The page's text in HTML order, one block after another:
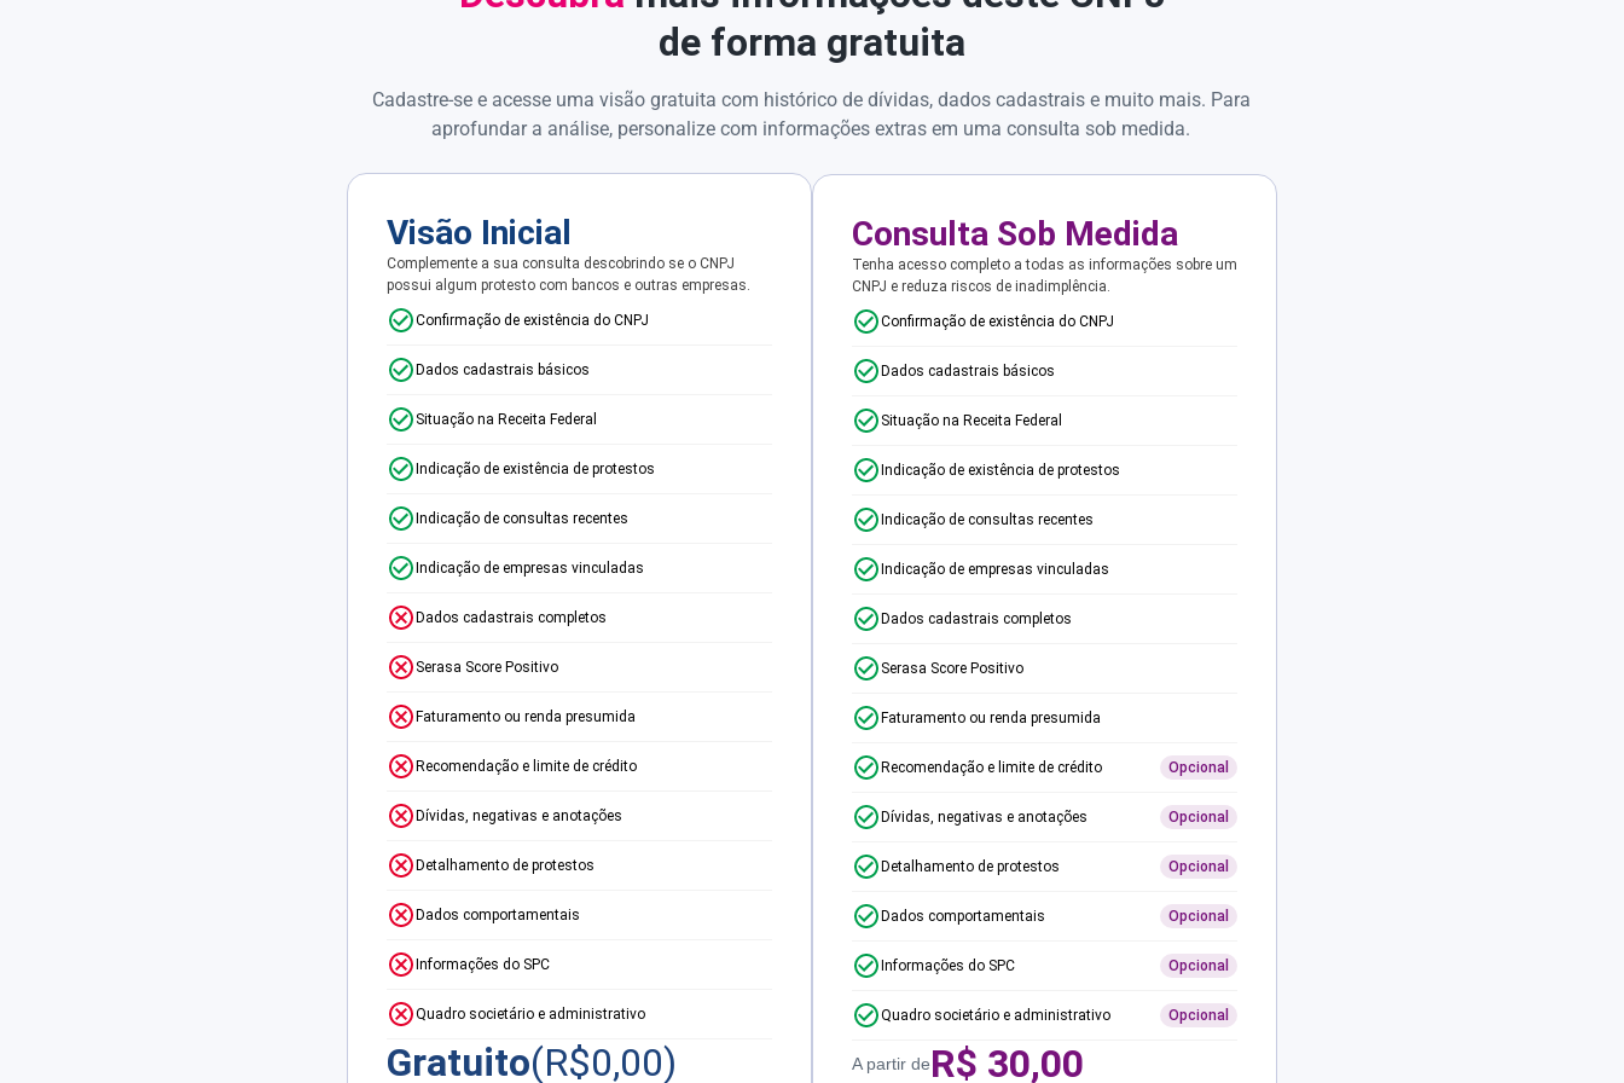
de forma gratuita
Cadastre-se e acesse uma visão gratuita com histórico de dívidas, dados cadastrais e muito mais. Para
aprofundar a análise, personalize com informações extras em uma consulta sob medida.
Visão Inicial
Complemente a sua consulta descobrindo se o CNPJ
possui algum protesto com bancos e outras empresas.
Confirmação de existência do CNPJ
Dados cadastrais básicos
Situação na Receita Federal
Indicação de existência de protestos
Indicação de consultas recentes
Indicação de empresas vinculadas
Dados cadastrais completos
Serasa Score Positivo
Faturamento ou renda presumida
Recomendação e limite de crédito
Dívidas, negativas e anotações
Detalhamento de protestos
Dados comportamentais
Informações do SPC
Quadro societário e administrativo
Gratuito(R$0,00)
Consulta Sob Medida
Tenha acesso completo a todas as informações sobre um
CNPJ e reduza riscos de inadimplência.
Confirmação de existência do CNPJ
Dados cadastrais básicos
Situação na Receita Federal
Indicação de existência de protestos
Indicação de consultas recentes
Indicação de empresas vinculadas
Dados cadastrais completos
Serasa Score Positivo
Faturamento ou renda presumida
Recomendação e limite de crédito Opcional
Dívidas, negativas e anotações Opcional
Detalhamento de protestos Opcional
Dados comportamentais Opcional
Informações do SPC Opcional
Quadro societário e administrativo Opcional
A partir deR$ 30,00